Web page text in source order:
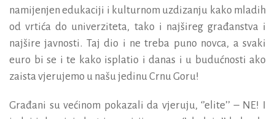
namijenjen edukaciji i kulturnom uzdizanju kako mladih
od vrtića do univerziteta, tako i najšireg građanstva i
najšire javnosti. Taj dio i ne treba puno novca, a svaki
euro bi se i te kako isplatio i danas i u budućnosti ako
zaista vjerujemo u našu jedinu Crnu Goru!
Građani su većinom pokazali da vjeruju, ‘’elite’’ – NE! I